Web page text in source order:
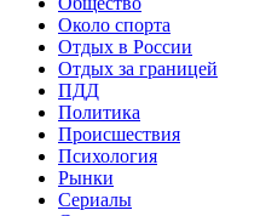
Около спорта
Отдых в России
Отдых за границей
ПДД
Политика
Происшествия
Психология
Рынки
Сериалы